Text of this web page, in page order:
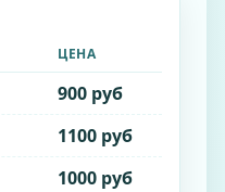
ЦЕНА
900 руб
1100 руб
1000 руб